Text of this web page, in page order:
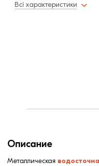
Всі характеристики
Описание
Металлическая